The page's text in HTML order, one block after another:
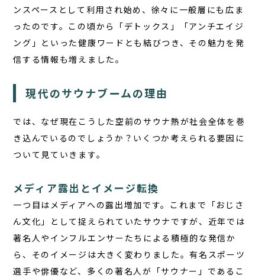
ンスペースとして利用され始め、徐々に一般層にも広ま
ったのです。この頃から「デトックス」「アンチエイジ
ング」といった健康ワードとも結びつき、その魅力を発
信する情報も増えました。
現代のサウナブームの理由
では、なぜ現在こうした空前のサウナ熱が社会全体を巻
き込んでいるのでしょうか？いくつか考えられる要因に
ついて見ていきます。
メディア露出とイメージ転換
一つ目はメディアへの露出増加です。これまで「おじさ
ん文化」として捉えられていたサウナですが、近年では
著名人やインフルエンサーたちによる積極的な発信か
ら、そのイメージは大きく変わりました。有名スポーツ
選手や俳優など、多くの著名人が「サウナー」であるこ